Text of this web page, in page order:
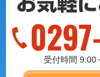
受付時間 9:00